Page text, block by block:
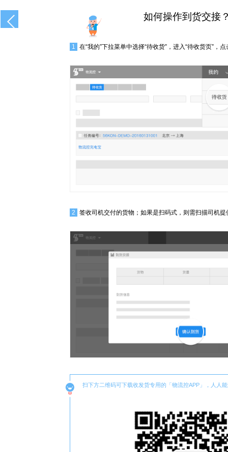
如何操作到货交接
1 在“我的”下拉菜单中选择“待收货”，进入“待收货页”，点
2 签收司机交付的货物；如果是扫码式，则需扫描司机提
扫下方二维码可下载收发货专用的「物流控APP」，人人